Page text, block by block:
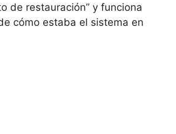
de restauración” y funciona
cómo estaba el sistema en